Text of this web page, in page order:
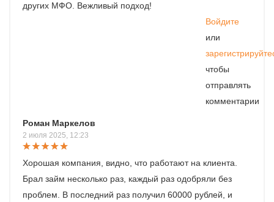
других МФО. Вежливый подход!
Войдите
или
чтобы
отправлять
комментарии
Роман Маркелов
2 июля 2025, 12:23
Хорошая компания, видно, что работают на клиента.
Брал займ несколько раз, каждый раз одобряли без
проблем. В последний раз получил 60000 рублей, и